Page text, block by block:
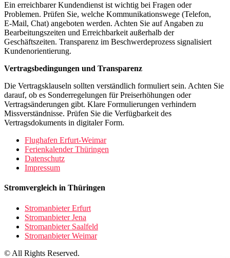
Ein erreichbarer Kundendienst ist wichtig bei Fragen oder
Problemen. Prüfen Sie, welche Kommunikationswege (Telefon,
E‑Mail, Chat) angeboten werden. Achten Sie auf Angaben zu
Bearbeitungszeiten und Erreichbarkeit außerhalb der
Geschäftszeiten. Transparenz im Beschwerdeprozess signalisiert
Kundenorientierung.
Vertragsbedingungen und Transparenz
Die Vertragsklauseln sollten verständlich formuliert sein. Achten Sie
darauf, ob es Sonderregelungen für Preiserhöhungen oder
Vertragsänderungen gibt. Klare Formulierungen verhindern
Missverständnisse. Prüfen Sie die Verfügbarkeit des
Vertragsdokuments in digitaler Form.
Flughafen Erfurt-Weimar
Ferienkalender Thüringen
Datenschutz
Impressum
Stromvergleich in Thüringen
Stromanbieter Erfurt
Stromanbieter Jena
Stromanbieter Saalfeld
Stromanbieter Weimar
© All Rights Reserved.